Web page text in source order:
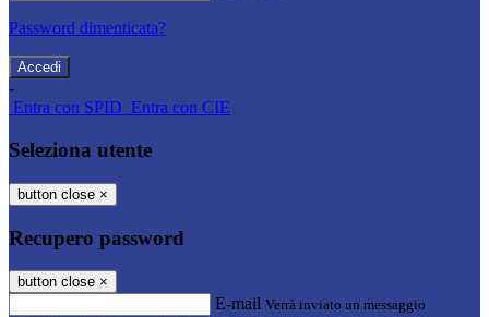
Password dimenticata?
-
Entra con SPID Entra con CIE
Seleziona utente
button close ×
Recupero password
button close ×
E-mail Verrà inviato un messaggio